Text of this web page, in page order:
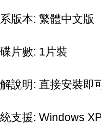
版本: 繁體中文版
片數: 1片裝
說明: 直接安裝即
支援: Windows